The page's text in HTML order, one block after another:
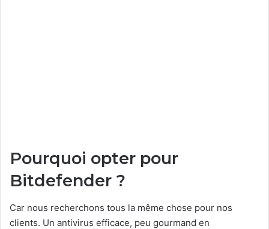
Pourquoi opter pour
Bitdefender ?
Car nous recherchons tous la même chose pour nos
clients. Un antivirus efficace, peu gourmand en